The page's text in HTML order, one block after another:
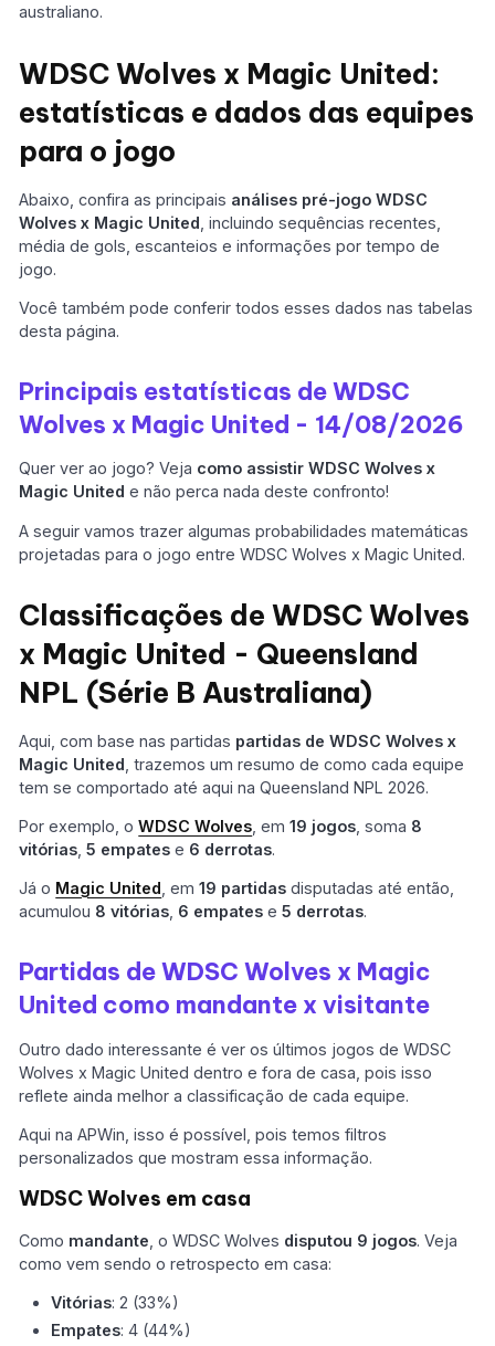
australiano.
WDSC Wolves x Magic United:
estatísticas e dados das equipes
para o jogo
Abaixo, confira as principais análises pré-jogo WDSC
Wolves x Magic United , incluindo sequências recentes,
média de gols, escanteios e informações por tempo de
jogo.
Você também pode conferir todos esses dados nas tabelas
desta página.
Principais estatísticas de WDSC
Wolves x Magic United - 14/08/2026
Quer ver ao jogo? Veja como assistir WDSC Wolves x
Magic United e não perca nada deste confronto!
A seguir vamos trazer algumas probabilidades matemáticas
projetadas para o jogo entre WDSC Wolves x Magic United.
Classificações de WDSC Wolves
x Magic United - Queensland
NPL (Série B Australiana)
Aqui, com base nas partidas partidas de WDSC Wolves x
Magic United , trazemos um resumo de como cada equipe
tem se comportado até aqui na Queensland NPL 2026.
Por exemplo, oWDSC Wolves , em19 jogos , soma 8
vitórias ,5 empates e 6 derrotas.
Já o Magic United, em19 partidas disputadas até então,
acumulou 8 vitórias, 6 empates e5 derrotas.
Partidas de WDSC Wolves x Magic
United como mandante x visitante
Outro dado interessante é ver os últimos jogos de WDSC
Wolves x Magic United dentro e fora de casa, pois isso
reflete ainda melhor a classificação de cada equipe.
Aqui na APWin, isso é possível, pois temos filtros
personalizados que mostram essa informação.
WDSC Wolves em casa
Como mandante , o WDSC Wolves disputou 9 jogos. Veja
como vem sendo o retrospecto em casa:
Vitórias: 2 (33%)
Empates: 4 (44%)